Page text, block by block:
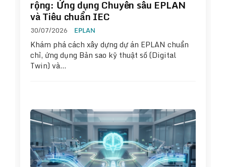
rộng: Ứng dụng Chuyên sâu EPLAN
và Tiêu chuẩn IEC
30/07/2026 EPLAN
Khám phá cách xây dựng dự án EPLAN chuẩn
chỉ, ứng dụng Bản sao kỹ thuật số (Digital
Twin) và…